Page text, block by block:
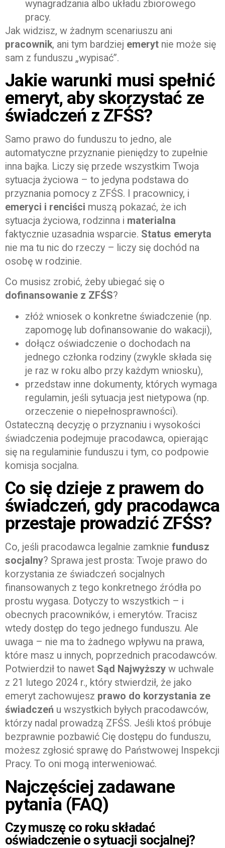
wynagradzania albo układu zbiorowego
pracy.
Jak widzisz, w żadnym scenariuszu ani
pracownik, ani tym bardziej emeryt nie może się
sam z funduszu „wypisać”.
Jakie warunki musi spełnić
emeryt, aby skorzystać ze
świadczeń z ZFŚS?
Samo prawo do funduszu to jedno, ale
automatyczne przyznanie pieniędzy to zupełnie
inna bajka. Liczy się przede wszystkim Twoja
sytuacja życiowa – to jedyna podstawa do
przyznania pomocy z ZFŚS. I pracownicy, i
emeryci i renciści muszą pokazać, że ich
sytuacja życiowa, rodzinna i materialna
faktycznie uzasadnia wsparcie. Status emeryta
nie ma tu nic do rzeczy – liczy się dochód na
osobę w rodzinie.
Co musisz zrobić, żeby ubiegać się o
dofinansowanie z ZFŚS?
złóż wniosek o konkretne świadczenie (np.
zapomogę lub dofinansowanie do wakacji),
dołącz oświadczenie o dochodach na
jednego członka rodziny (zwykle składa się
je raz w roku albo przy każdym wniosku),
przedstaw inne dokumenty, których wymaga
regulamin, jeśli sytuacja jest nietypowa (np.
orzeczenie o niepełnosprawności).
Ostateczną decyzję o przyznaniu i wysokości
świadczenia podejmuje pracodawca, opierając
się na regulaminie funduszu i tym, co podpowie
komisja socjalna.
Co się dzieje z prawem do
świadczeń, gdy pracodawca
przestaje prowadzić ZFŚS?
Co, jeśli pracodawca legalnie zamknie fundusz
socjalny? Sprawa jest prosta: Twoje prawo do
korzystania ze świadczeń socjalnych
finansowanych z tego konkretnego źródła po
prostu wygasa. Dotyczy to wszystkich – i
obecnych pracowników, i emerytów. Tracisz
wtedy dostęp do tego jednego funduszu. Ale
uwaga – nie ma to żadnego wpływu na prawa,
które masz u innych, poprzednich pracodawców.
Potwierdził to nawet Sąd Najwyższy w uchwale
z 21 lutego 2024 r., który stwierdził, że jako
emeryt zachowujesz prawo do korzystania ze
świadczeń u wszystkich byłych pracodawców,
którzy nadal prowadzą ZFŚS. Jeśli ktoś próbuje
bezprawnie pozbawić Cię dostępu do funduszu,
możesz zgłosić sprawę do Państwowej Inspekcji
Pracy. To oni mogą interweniować.
Najczęściej zadawane
pytania (FAQ)
Czy muszę co roku składać
oświadczenie o sytuacji socjalnej?